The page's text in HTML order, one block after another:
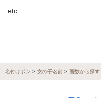
etc...
名付けポン > 女の子名前 > 画数から探す